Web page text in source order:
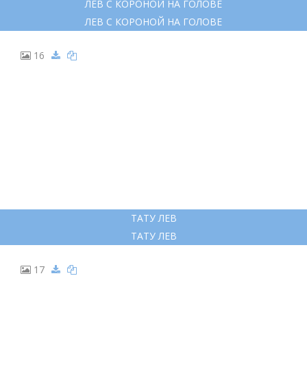
ЛЕВ С КОРОНОЙ НА ГОЛОВЕ
ЛЕВ С КОРОНОЙ НА ГОЛОВЕ
16
ТАТУ ЛЕВ
ТАТУ ЛЕВ
17